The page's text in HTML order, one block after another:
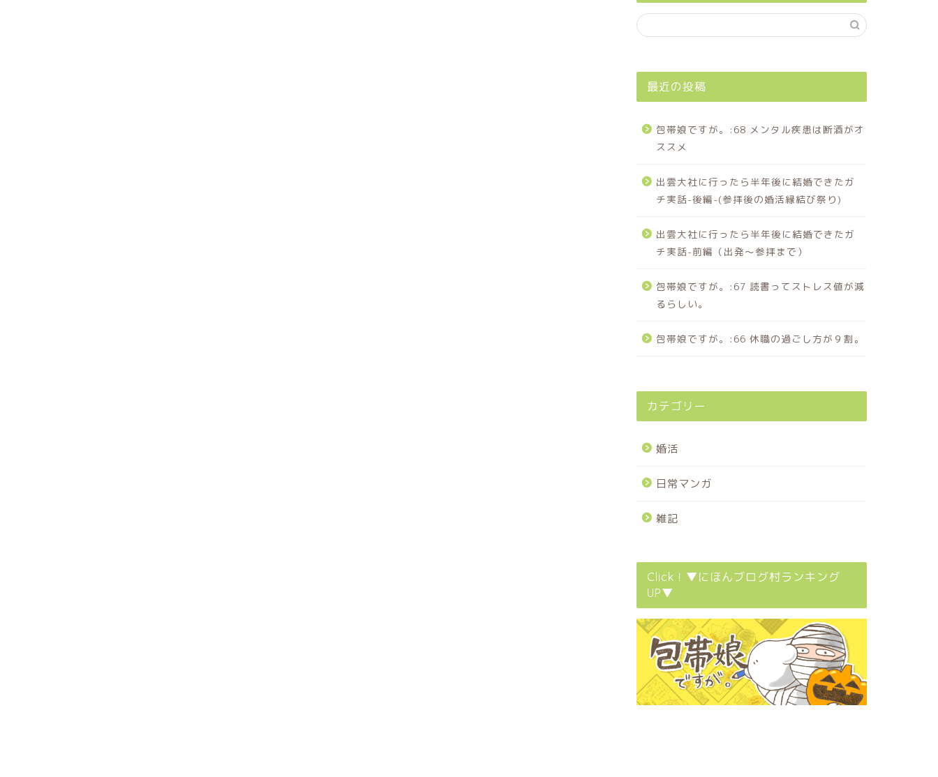
最近の投稿
包帯娘ですが。:68 メンタル疾患は断酒がオ
ススメ
出雲大社に行ったら半年後に結婚できたガ
チ実話-後編-(参拝後の婚活縁結び祭り)
出雲大社に行ったら半年後に結婚できたガ
チ実話-前編（出発〜参拝まで）
包帯娘ですが。:67 読書ってストレス値が減
るらしい。
包帯娘ですが。:66 休職の過ごし方が９割。
カテゴリー
婚活
日常マンガ
雑記
Click！▼にほんブログ村ランキング
UP▼